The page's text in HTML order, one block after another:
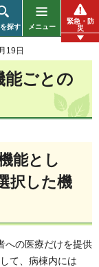
探す メニュー
緊急・防
災
19日
能ごとの
能とし
択した機
への医療だけを提供
て、病棟内には